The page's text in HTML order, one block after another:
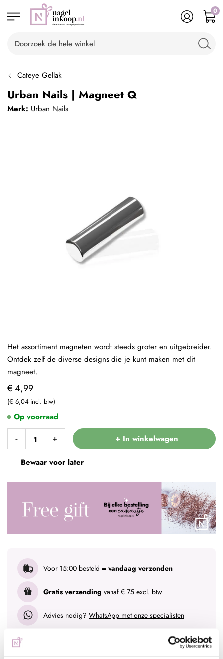
0
Cateye Gellak
Urban Nails | Magneet Q
Merk: Urban Nails
€ 4,99
€ 6,04
- + + In winkelwagen
Bewaar voor later
Voor 15:00 besteld = vandaag verzonden
Gratis verzending vanaf € 75 excl. btw
Advies nodig? WhatsApp met onze specialisten
Op voorraad
Het assortiment magneten wordt steeds groter en uitgebreider.
Ontdek zelf de diverse designs die je kunt maken met dit
magneet.